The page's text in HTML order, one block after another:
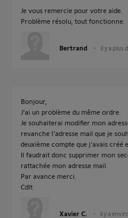
Je vous remercie pour votre aide.
Problème résolu, tout fonctionne.
Bertrand il y a plus
Bonjour,
J'ai un problème du même ordre.
Je souhaiterai modifier mon
revanche l'adresse mail que je
deuxième compte que j'avais créé
Il faudrait donc supprimer mon
rattachée mon adresse mail.
Par avance merci.
Cdlt
Xavier C. il y a